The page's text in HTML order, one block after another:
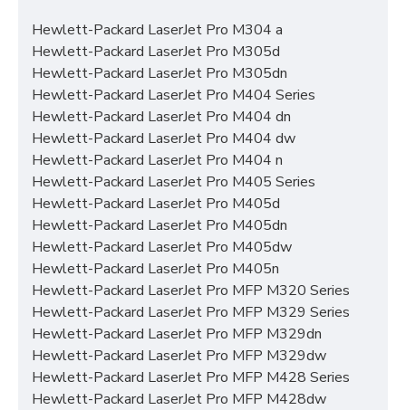
Hewlett-Packard LaserJet Pro M304 a
Hewlett-Packard LaserJet Pro M305d
Hewlett-Packard LaserJet Pro M305dn
Hewlett-Packard LaserJet Pro M404 Series
Hewlett-Packard LaserJet Pro M404 dn
Hewlett-Packard LaserJet Pro M404 dw
Hewlett-Packard LaserJet Pro M404 n
Hewlett-Packard LaserJet Pro M405 Series
Hewlett-Packard LaserJet Pro M405d
Hewlett-Packard LaserJet Pro M405dn
Hewlett-Packard LaserJet Pro M405dw
Hewlett-Packard LaserJet Pro M405n
Hewlett-Packard LaserJet Pro MFP M320 Series
Hewlett-Packard LaserJet Pro MFP M329 Series
Hewlett-Packard LaserJet Pro MFP M329dn
Hewlett-Packard LaserJet Pro MFP M329dw
Hewlett-Packard LaserJet Pro MFP M428 Series
Hewlett-Packard LaserJet Pro MFP M428dw